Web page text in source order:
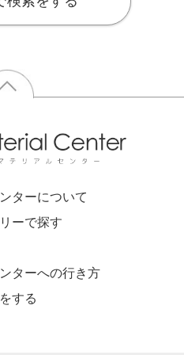
ターについて
ーで探す
ターへの行き方
する